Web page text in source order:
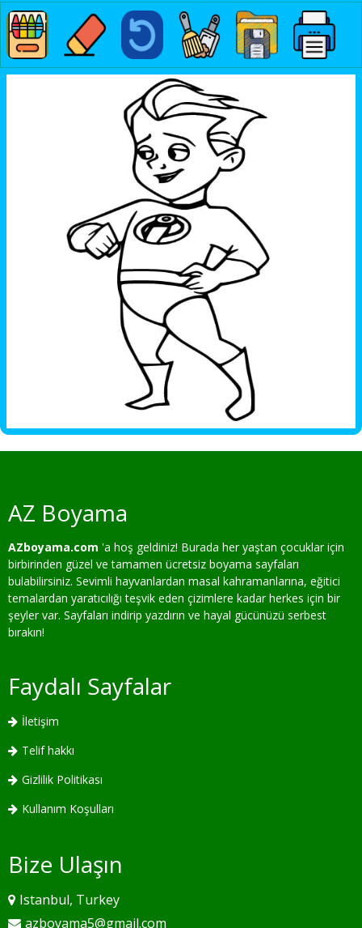
AZ Boyama
AZboyama.com 'a hoş geldiniz! Burada her yaştan çocuklar için
birbirinden güzel ve tamamen ücretsiz boyama sayfaları
bulabilirsiniz. Sevimli hayvanlardan masal kahramanlarına, eğitici
temalardan yaratıcılığı teşvik eden çizimlere kadar herkes için bir
şeyler var. Sayfaları indirip yazdırın ve hayal gücünüzü serbest
bırakın!
Faydalı Sayfalar
İletişim
Telif hakkı
Gizlilik Politikası
Kullanım Koşulları
Bize Ulaşın
Istanbul, Turkey
azboyama5@gmail.com